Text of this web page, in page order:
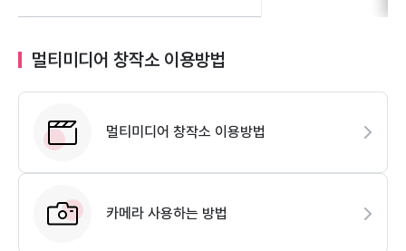
멀티미디어 창작소 이용방법
멀티미디어 창작소 이용방법
카메라 사용하는 방법